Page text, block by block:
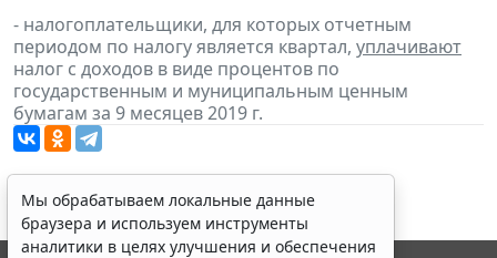
- налогоплательщики, для которых отчетным
периодом по налогу является квартал, уплачивают
налог с доходов в виде процентов по
государственным и муниципальным ценным
бумагам за 9 месяцев 2019 г.
Мы обрабатываем локальные данные
браузера и используем инструменты
аналитики в целях улучшения и обеспечения